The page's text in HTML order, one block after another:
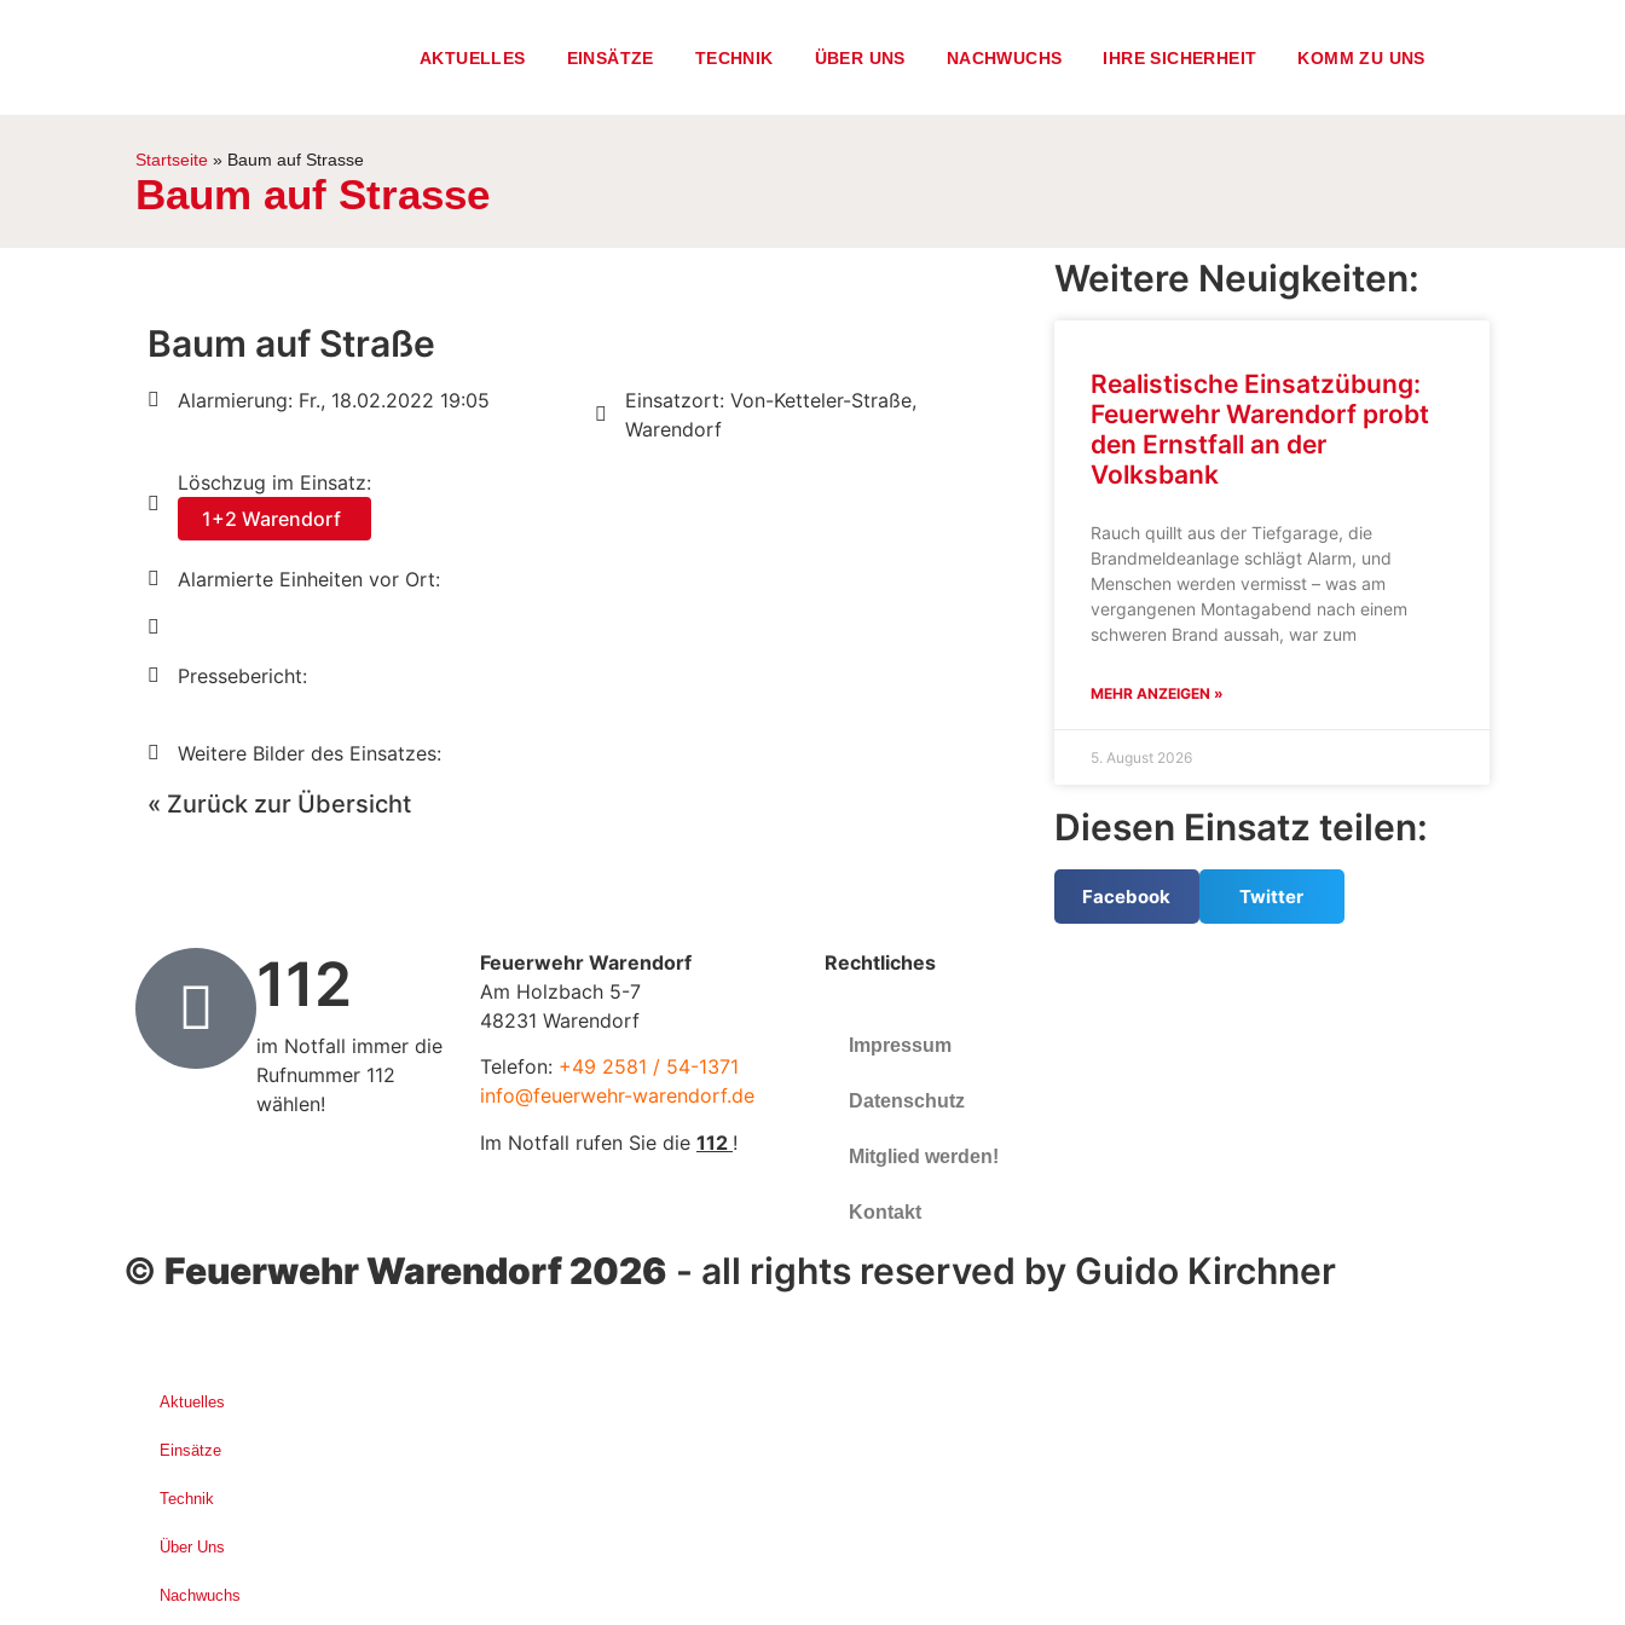
AKTUELLES EINSÄTZE TECHNIK ÜBER UNS NACHWUCHS IHRE SICHERHEIT KOMM ZU UNS
Startseite » Baum auf Strasse
Baum auf Strasse
Baum auf Straße
Alarmierung: Fr., 18.02.2022 19:05
Einsatzort: Von-Ketteler-Straße,
Warendorf
Löschzug im Einsatz:
1+2 Warendorf
Alarmierte Einheiten vor Ort:
Pressebericht:
Weitere Bilder des Einsatzes:
« Zurück zur Übersicht
Weitere Neuigkeiten:
Realistische Einsatzübung:
Feuerwehr Warendorf probt
den Ernstfall an der
Volksbank
Rauch quillt aus der Tiefgarage, die
Brandmeldeanlage schlägt Alarm, und
Menschen werden vermisst – was am
vergangenen Montagabend nach einem
schweren Brand aussah, war zum
MEHR ANZEIGEN »
5. August 2026
Diesen Einsatz teilen:
Facebook Twitter
112
im Notfall immer die
Rufnummer 112
wählen!
Feuerwehr Warendorf
Am Holzbach 5-7
48231 Warendorf
Telefon: +49 2581 / 54-1371
info@feuerwehr-warendorf.de
Im Notfall rufen Sie die 112 !
Rechtliches
Impressum
Datenschutz
Mitglied werden!
Kontakt
© Feuerwehr Warendorf 2026 - all rights reserved by Guido Kirchner
Aktuelles
Einsätze
Technik
Über Uns
Nachwuchs